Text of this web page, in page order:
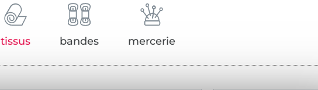
tissus bandes mercerie